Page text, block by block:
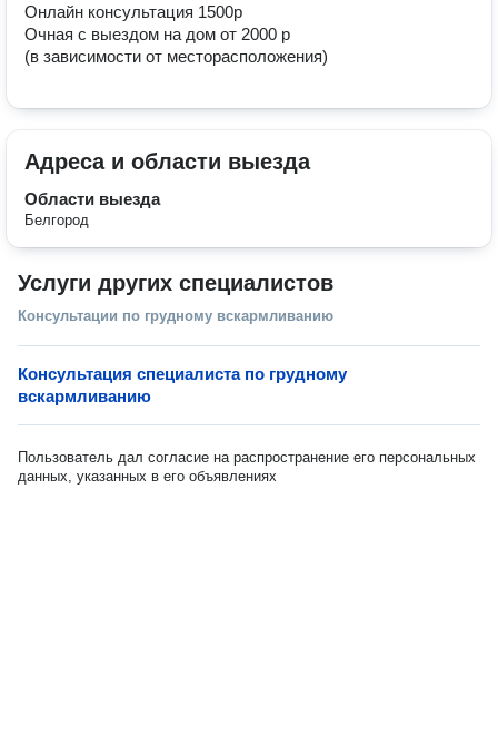
Онлайн консультация 1500р
Очная с выездом на дом от 2000 р
(в зависимости от месторасположения)
Адреса и области выезда
Области выезда
Белгород
Услуги других специалистов
Консультации по грудному вскармливанию
Консультация специалиста по грудному
вскармливанию
Пользователь дал согласие на распространение его персональных
данных, указанных в его объявлениях